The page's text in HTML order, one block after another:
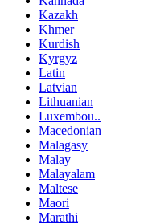
Kazakh
Khmer
Kurdish
Kyrgyz
Latin
Latvian
Lithuanian
Luxembou..
Macedonian
Malagasy
Malay
Malayalam
Maltese
Maori
Marathi